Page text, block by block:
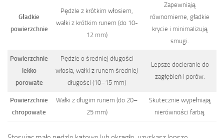
Gładkie
powierzchnie
Pędzle z krótkim włosiem,
wałki z krótkim runem (do 10-
12 mm)
Zapewniają
równomierne, gładkie
krycie i minimalizują
smugi.
Powierzchnie
lekko
porowate
Pędzle o średniej długości
włosia, wałki z runem średniej
długości (10–15 mm)
Lepsze docieranie do
zagłębień i porów.
Powierzchnie
chropowate
Wałki z długim runem (do 20–
25 mm)
Skutecznie wypełniają
nierówności farbą.